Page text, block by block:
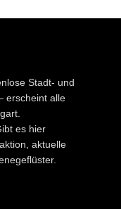
Stadt- und
erscheint alle
es hier
aktuelle